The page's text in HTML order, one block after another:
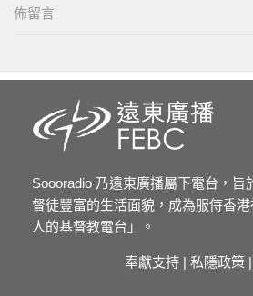
佈留言
Soooradio 乃遠東廣播屬下電台，旨
督徒豐富的生活面貌，成為服侍香
人的基督教電台」。
奉獻支持 | 私隱政策 |